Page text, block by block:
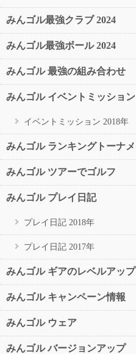
みんゴル最強クラブ 2024
みんゴル最強ボール 2024
みんゴル 最強の組み合わせ
みんゴル イベントミッション
イベントミッション 2018年
みんゴル ランキングトーナメ
みんゴル ツアーでゴルフ
みんゴル プレイ日記
プレイ日記 2018年
プレイ日記 2017年
みんゴル ギアのレベルアップ
みんゴル キャンペーン情報
みんゴル ウェア
みんゴル バージョンアップ